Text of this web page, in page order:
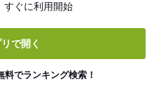
すぐに利用開始
で開く
料でランキング検索！